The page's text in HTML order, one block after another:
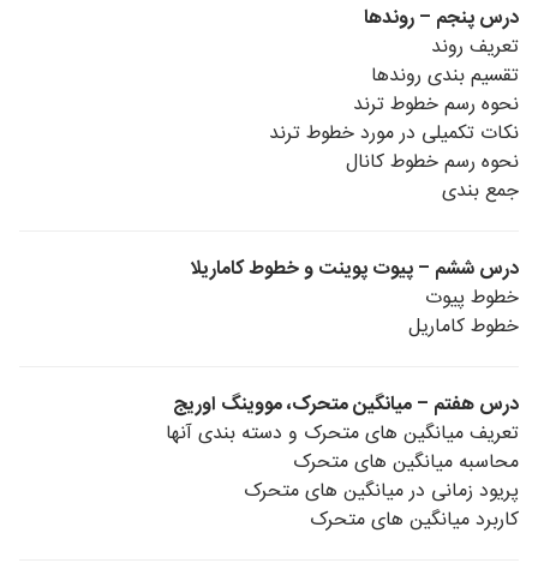
درس پنجم – روندها
تعریف روند
تقسیم بندی روندها
نحوه رسم خطوط ترند
نکات تکمیلی در مورد خطوط ترند
نحوه رسم خطوط کانال
جمع بندی
درس ششم – پیوت پوینت و خطوط کاماریلا
خطوط پیوت
خطوط کاماریل
درس هفتم – میانگین متحرک، مووینگ اوریج
تعریف میانگین های متحرک و دسته بندی آنها
محاسبه میانگین های متحرک
پریود زمانی در میانگین های متحرک
کاربرد میانگین های متحرک